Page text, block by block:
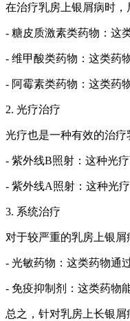
在治疗乳房上银屑病时，
- 糖皮质激素类药物：这
- 维甲酸类药物：这类药
- 阿霉素类药物：这类药
2. 光疗治疗
光疗也是一种有效的治疗
- 紫外线B照射：这种光
- 紫外线A照射：这种光
3. 系统治疗
对于较严重的乳房上银
- 光敏药物：这类药物通
- 免疫抑制剂：这类药物
总之，针对乳房上长银